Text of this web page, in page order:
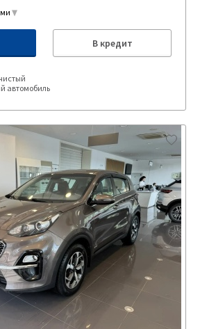
В кредит
автомобиль